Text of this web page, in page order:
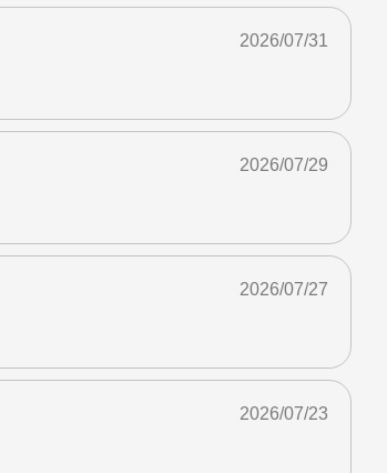
2026/07/31
2026/07/29
2026/07/27
2026/07/23